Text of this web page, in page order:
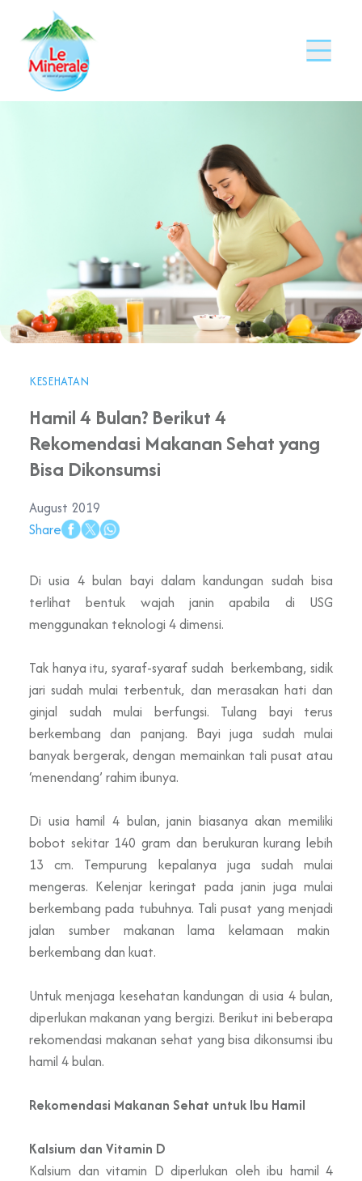
KESEHATAN
Hamil 4 Bulan? Berikut 4
Rekomendasi Makanan Sehat yang
Bisa Dikonsumsi
August 2019
Share
Di usia 4 bulan bayi dalam kandungan sudah bisa
terlihat bentuk wajah janin apabila di USG
menggunakan teknologi 4 dimensi.
Tak hanya itu, syaraf-syaraf sudah berkembang, sidik
jari sudah mulai terbentuk, dan merasakan hati dan
ginjal sudah mulai berfungsi. Tulang bayi terus
berkembang dan panjang. Bayi juga sudah mulai
banyak bergerak, dengan memainkan tali pusat atau
‘menendang’ rahim ibunya.
Di usia hamil 4 bulan, janin biasanya akan memiliki
bobot sekitar 140 gram dan berukuran kurang lebih
13 cm. Tempurung kepalanya juga sudah mulai
mengeras. Kelenjar keringat pada janin juga mulai
berkembang pada tubuhnya. Tali pusat yang menjadi
jalan sumber makanan lama kelamaan makin
berkembang dan kuat.
Untuk menjaga kesehatan kandungan di usia 4 bulan,
diperlukan makanan yang bergizi. Berikut ini beberapa
rekomendasi makanan sehat yang bisa dikonsumsi ibu
hamil 4 bulan.
Rekomendasi Makanan Sehat untuk Ibu Hamil
Kalsium dan Vitamin D
Kalsium dan vitamin D diperlukan oleh ibu hamil 4